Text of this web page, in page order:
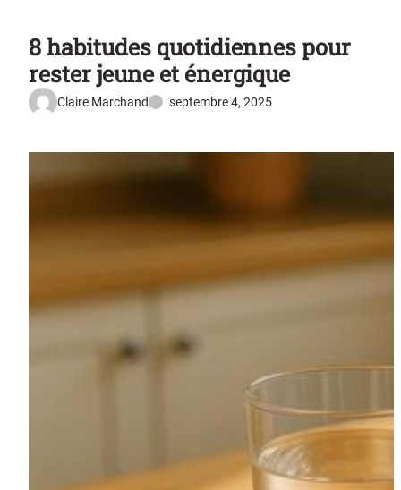
8 habitudes quotidiennes pour
rester jeune et énergique
Claire Marchand septembre 4, 2025